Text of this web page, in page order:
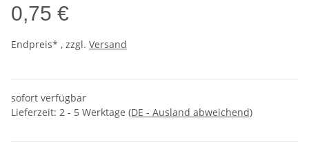
0,75 €
Endpreis* , zzgl. Versand
sofort verfügbar
Lieferzeit: 2 - 5 Werktage (DE - Ausland abweichend)